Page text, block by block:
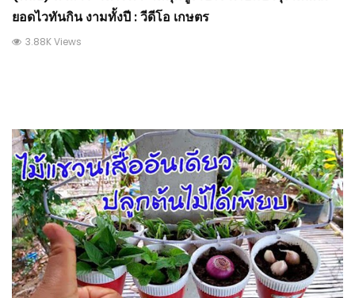
ยอดไวทันกิน งามทั้งปี : วีดีโอ เกษตร
3.88K Views